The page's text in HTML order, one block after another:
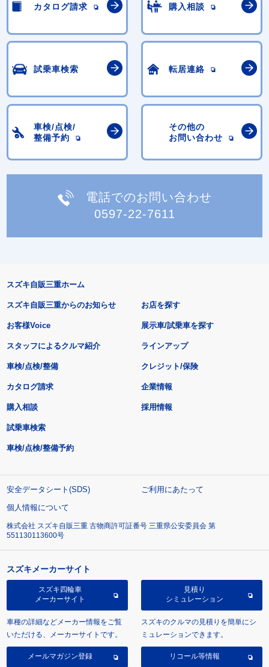
カタログ請求 購入相談
試乗車検索 転居連絡
車検/点検/
整備予約
その他の
お問い合わせ
電話でのお問い合わせ
0597-22-7611
スズキ自販三重ホーム
スズキ自販三重からのお知らせ
お客様Voice
スタッフによるクルマ紹介
お店を探す
展示車/試乗車を探す
ラインアップ
車検/点検/整備 クレジット/保険
カタログ請求
購入相談
試乗車検索
車検/点検/整備予約
企業情報
採用情報
安全データシート(SDS)
ご利用にあたって
個人情報について
株式会社 スズキ自販三重 古物商許可証番号 三重県公安委員会 第
551130113600号
スズキメーカーサイト
スズキ四輪車
メーカーサイト
車種の詳細などメーカー情報をご覧
いただける、メーカーサイトです。
見積り
シミュレーション
スズキのクルマの見積りを簡単にシ
ミュレーションできます。
メールマガジン登録 リコール等情報